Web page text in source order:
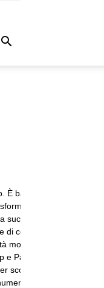
È bastato
succede
di colpire
morale?
e Papa
scopi